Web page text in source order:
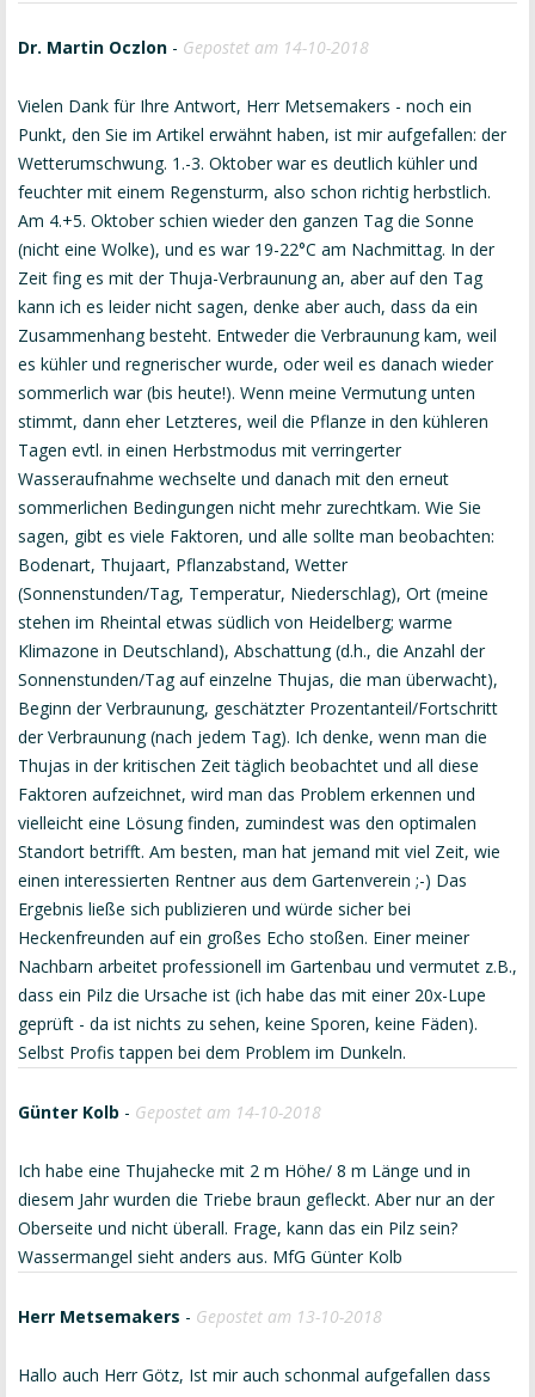
Dr. Martin Oczlon - Gepostet am 14-10-2018
Vielen Dank für Ihre Antwort, Herr Metsemakers - noch ein
Punkt, den Sie im Artikel erwähnt haben, ist mir aufgefallen: der
Wetterumschwung. 1.-3. Oktober war es deutlich kühler und
feuchter mit einem Regensturm, also schon richtig herbstlich.
Am 4.+5. Oktober schien wieder den ganzen Tag die Sonne
(nicht eine Wolke), und es war 19-22°C am Nachmittag. In der
Zeit fing es mit der Thuja-Verbraunung an, aber auf den Tag
kann ich es leider nicht sagen, denke aber auch, dass da ein
Zusammenhang besteht. Entweder die Verbraunung kam, weil
es kühler und regnerischer wurde, oder weil es danach wieder
sommerlich war (bis heute!). Wenn meine Vermutung unten
stimmt, dann eher Letzteres, weil die Pflanze in den kühleren
Tagen evtl. in einen Herbstmodus mit verringerter
Wasseraufnahme wechselte und danach mit den erneut
sommerlichen Bedingungen nicht mehr zurechtkam. Wie Sie
sagen, gibt es viele Faktoren, und alle sollte man beobachten:
Bodenart, Thujaart, Pflanzabstand, Wetter
(Sonnenstunden/Tag, Temperatur, Niederschlag), Ort (meine
stehen im Rheintal etwas südlich von Heidelberg; warme
Klimazone in Deutschland), Abschattung (d.h., die Anzahl der
Sonnenstunden/Tag auf einzelne Thujas, die man überwacht),
Beginn der Verbraunung, geschätzter Prozentanteil/Fortschritt
der Verbraunung (nach jedem Tag). Ich denke, wenn man die
Thujas in der kritischen Zeit täglich beobachtet und all diese
Faktoren aufzeichnet, wird man das Problem erkennen und
vielleicht eine Lösung finden, zumindest was den optimalen
Standort betrifft. Am besten, man hat jemand mit viel Zeit, wie
einen interessierten Rentner aus dem Gartenverein ;-) Das
Ergebnis ließe sich publizieren und würde sicher bei
Heckenfreunden auf ein großes Echo stoßen. Einer meiner
Nachbarn arbeitet professionell im Gartenbau und vermutet z.B.,
dass ein Pilz die Ursache ist (ich habe das mit einer 20x-Lupe
geprüft - da ist nichts zu sehen, keine Sporen, keine Fäden).
Selbst Profis tappen bei dem Problem im Dunkeln.
Günter Kolb - Gepostet am 14-10-2018
Ich habe eine Thujahecke mit 2 m Höhe/ 8 m Länge und in
diesem Jahr wurden die Triebe braun gefleckt. Aber nur an der
Oberseite und nicht überall. Frage, kann das ein Pilz sein?
Wassermangel sieht anders aus. MfG Günter Kolb
Herr Metsemakers - Gepostet am 13-10-2018
Hallo auch Herr Götz, Ist mir auch schonmal aufgefallen dass